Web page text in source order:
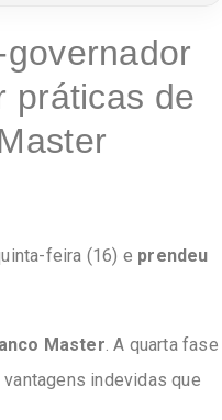
práticas de
feira (16) e prendeu
Master. A quarta fase
indevidas que